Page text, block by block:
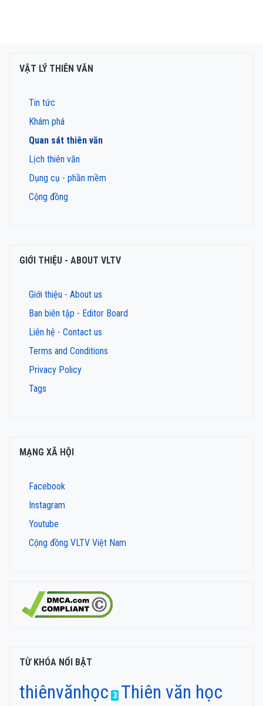
VẬT LÝ THIÊN VĂN
Tin tức
Khám phá
Quan sát thiên văn
Lịch thiên văn
Dụng cụ - phần mềm
Cộng đồng
GIỚI THIỆU - ABOUT VLTV
Giới thiệu - About us
Ban biên tập - Editor Board
Liên hệ - Contact us
Terms and Conditions
Privacy Policy
Tags
MẠNG XÃ HỘI
Facebook
Instagram
Youtube
Cộng đồng VLTV Việt Nam
TỪ KHÓA NỔI BẬT
thiênvănhọc 3 Thiên văn học